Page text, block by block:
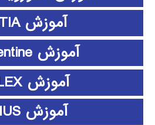
آموزش CATIA
آموزش clementine
آموزش CPLEX
آموزش EDIUS